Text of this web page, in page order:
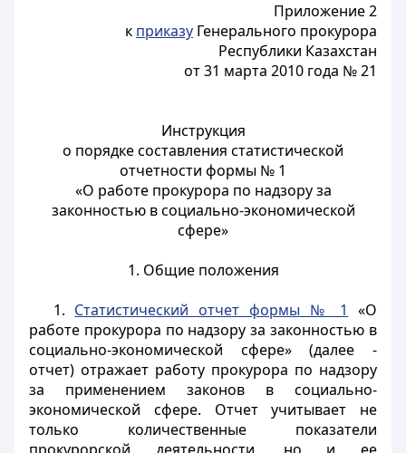
Приложение 2
к приказу Генерального прокурора
Республики Казахстан
от 31 марта 2010 года № 21
Инструкция
о порядке составления статистической
отчетности формы № 1
«О работе прокурора по надзору за
законностью в социально-экономической
сфере»
1. Общие положения
1. Статистический отчет формы № 1
«О
работе прокурора по надзору за законностью в
социально-экономической сфере» (далее -
отчет) отражает работу прокурора по надзору
за применением законов в социально-
экономической сфере. Отчет учитывает не
только количественные показатели